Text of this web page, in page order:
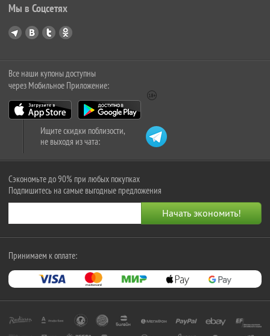
Мы в Соцсетях
Все наши купоны доступны
через Мобильное Приложение:
Ищите скидки поблизости,
не выходя из чата:
Сэкономьте до 90% при любых покупках
Подпишитесь на самые выгодные предложения
Принимаем к оплате: